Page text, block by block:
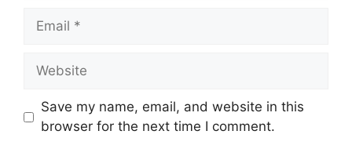
Email
Website
Save my name, email, and website in this
browser for the next time I comment.